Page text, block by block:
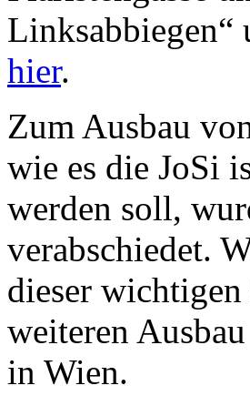
Linksabbiegen“
hier.
Zum Ausbau
wie es die JoSi
werden soll,
verabschiedet.
dieser
weiteren
in Wien.